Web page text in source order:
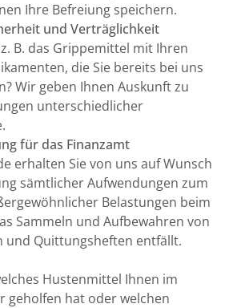
Ihre Befreiung speichern.
und Verträglichkeit
B. das Grippemittel mit Ihren
die Sie bereits bei uns
Wir geben Ihnen Auskunft zu
unterschiedlicher
für das Finanzamt
erhalten Sie von uns auf Wunsch
sämtlicher Aufwendungen zum
Belastungen beim
Sammeln und Aufbewahren von
und Quittungsheften entfällt.
Hustenmittel Ihnen im
geholfen hat oder welchen